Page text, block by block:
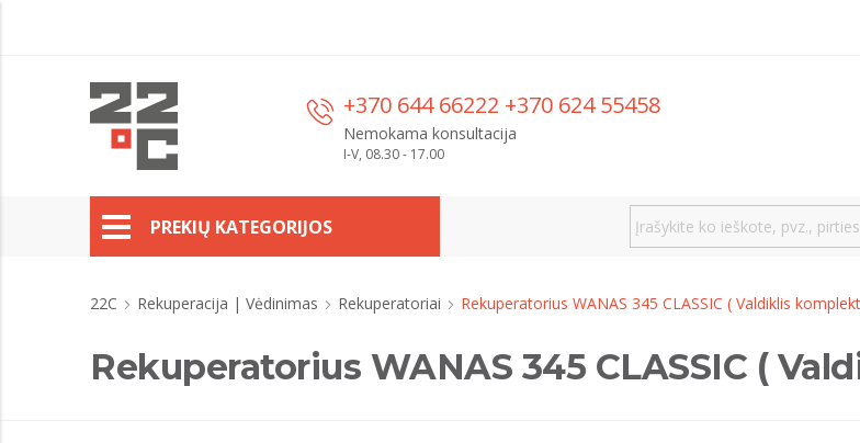
+370 644 66222 +370 624 55458
Nemokama konsultacija
I-V, 08.30 - 17.00
PREKIŲ KATEGORIJOS
22C Rekuperacija | Vėdinimas Rekuperatoriai Rekuperatorius WANAS 345 CLASSIC ( Valdiklis
Rekuperatorius WANAS 345 CLASSIC (